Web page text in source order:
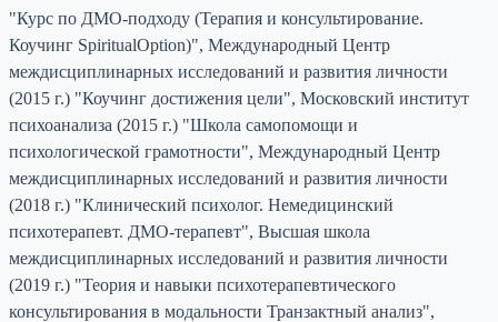
"Курс по ДМО-подходу (Терапия и консультирование.
Коучинг SpiritualOption)", Международный Центр
междисциплинарных исследований и развития личности
(2015 г.) "Коучинг достижения цели", Московский институт
психоанализа (2015 г.) "Школа самопомощи и
психологической грамотности", Международный Центр
междисциплинарных исследований и развития личности
(2018 г.) "Клинический психолог. Немедицинский
психотерапевт. ДМО-терапевт", Высшая школа
междисциплинарных исследований и развития личности
(2019 г.) "Теория и навыки психотерапевтического
консультирования в модальности Транзактный анализ",